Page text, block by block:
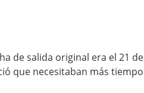
de salida original era el 21 de
que necesitaban más tiempo